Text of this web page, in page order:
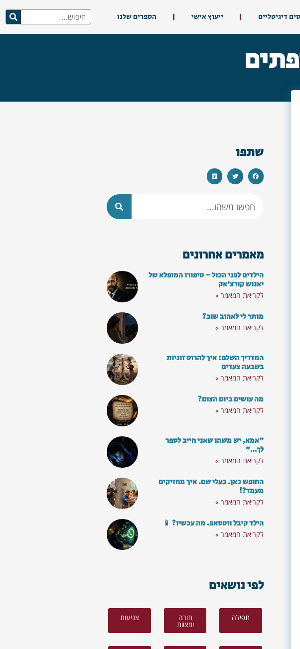
דיגיטליים ייעוץ אישי הספרים שלנו
שתפו
מאמרים אחרונים
הילדים לפני הכול – סיפורו המופלא של
יאנוש קורצ'אק
לקריאת המאמר »
מותר לי לאהוב שוב?
לקריאת המאמר »
המדריך השלם: איך להרוס זוגיות
בשבעה צעדים
לקריאת המאמר »
מה עושים ביום הצום?
לקריאת המאמר »
"אמא, יש משהו שאני חייב לספר
לך…"
לקריאת המאמר »
החופש כאן. בעלי שם. איך מחזיקים
מעמד?!
לקריאת המאמר »
הילד קיבל ווטסאפ. מה עכשיו? 📱
לקריאת המאמר »
לפי נושאים
תפילה תורה
ומצוות
צניעות